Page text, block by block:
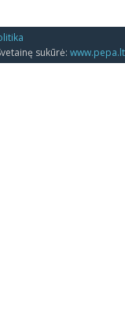
sukūrė: www.pepa.lt